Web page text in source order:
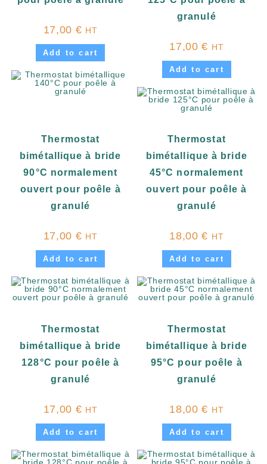
17,00 € HT
Add to cart
granulé
17,00€ HT
Add to cart
Thermostat
bimétallique à bride
90°C normalement
ouvert pour poêle à
granulé
17,00 € HT
Add to cart
Thermostat
bimétallique à bride
45°C normalement
ouvert pour poêle à
granulé
18,00€ HT
Add to cart
Thermostat
bimétallique à bride
128°C pour poêle à
granulé
17,00 € HT
Add to cart
Thermostat
bimétallique à bride
95°C pour poêle à
granulé
18,00€ HT
Add to cart